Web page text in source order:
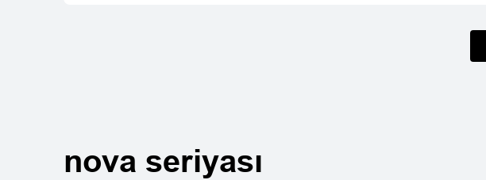
nova seriyası